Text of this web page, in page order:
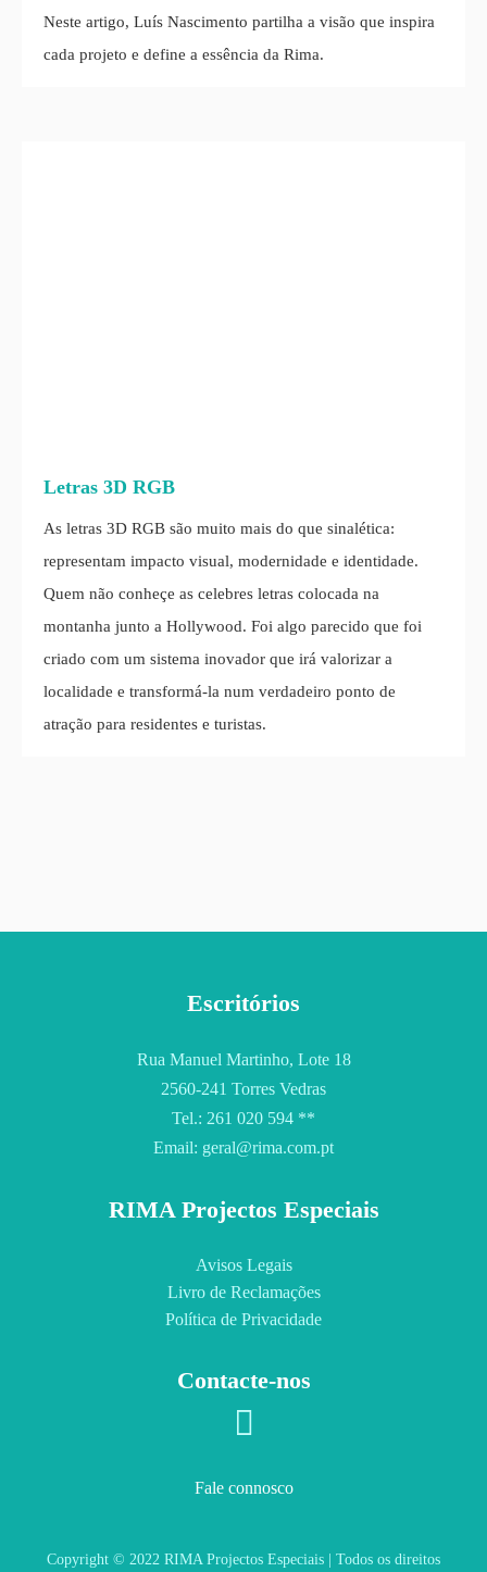
Neste artigo, Luís Nascimento partilha a visão que inspira
cada projeto e define a essência da Rima.
Letras 3D RGB
As letras 3D RGB são muito mais do que sinalética:
representam impacto visual, modernidade e identidade.
Quem não conheçe as celebres letras colocada na
montanha junto a Hollywood. Foi algo parecido que foi
criado com um sistema inovador que irá valorizar a
localidade e transformá-la num verdadeiro ponto de
atração para residentes e turistas.
Escritórios
Rua Manuel Martinho, Lote 18
2560-241 Torres Vedras
Tel.: 261 020 594 **
Email: geral@rima.com.pt
RIMA Projectos Especiais
Avisos Legais
Livro de Reclamações
Política de Privacidade
Contacte-nos
Fale connosco
Copyright © 2022 RIMA Projectos Especiais | Todos os direitos